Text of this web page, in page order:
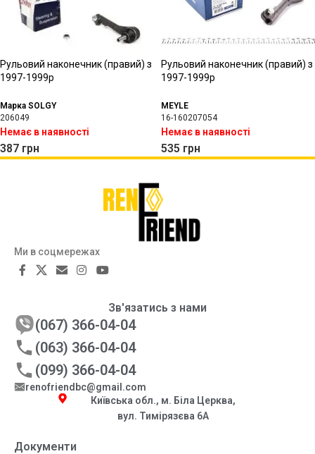
Рульовий наконечник (правий) з
1997-1999р
Марка SOLGY
206049
Немає в наявності
387 грн
Рульовий наконечник (правий) з
1997-1999р
MEYLE
16-160207054
Немає в наявності
535 грн
Ми в соцмережах
Документи
Зв'язатись з нами
(067) 366-04-04
(063) 366-04-04
(099) 366-04-04
renofriendbc@gmail.com
Київська обл., м. Біла Церква,
вул. Тимірязєва 6А